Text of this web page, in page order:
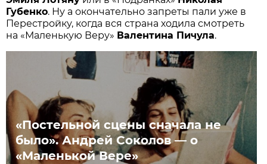
Губенко. Ну а окончательно запреты пали уже в
Перестройку, когда вся страна ходила смотреть
на «Маленькую Веру» Валентина Пичула.
«Постельной сцены сначала не
было». Андрей Соколов — о
«Маленькой Вере»